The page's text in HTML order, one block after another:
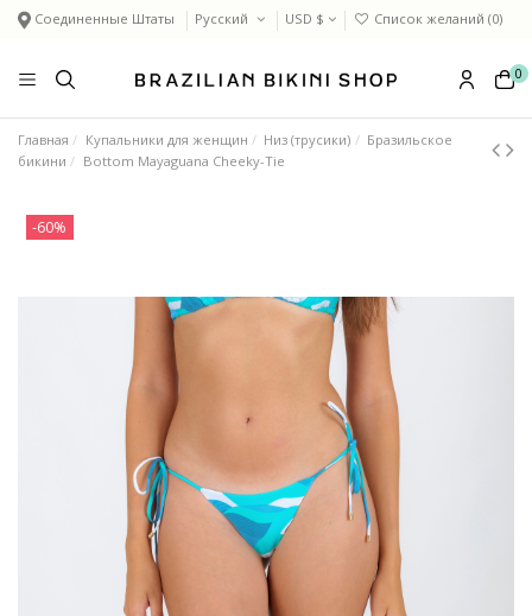
Соединенные Штаты Русский USD $ Список желаний (0)
0
Главная Купальники для женщин Низ (трусики)
Бразильское
бикини
Bottom Mayaguana Cheeky-Tie
-60%